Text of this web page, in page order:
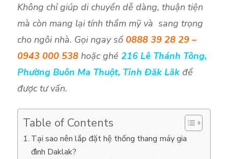
Không chỉ giúp di chuyển dễ dàng, thuận tiện
mà còn mang lại tính thẩm mỹ và sang trọng
cho ngôi nhà. Gọi ngay số 0888 39 28 29 –
0943 000 538hoặc ghé 216 Lê Thánh Tông,
Phường Buôn Ma Thuột, Tỉnh Đăk Lăkđể
được tư vấn.
Table of Contents
Tại sao nên lắp đặt hệ thống thang máy gia
đình Daklak?